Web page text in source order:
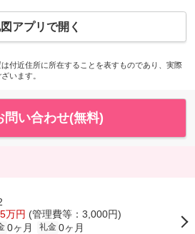
アプリで開く
付近住所に所在することを表すものであり、実際
います。
問い合わせ(無料)
万円 (管理費等：3,000円)
0ヶ月 礼金 0ヶ月